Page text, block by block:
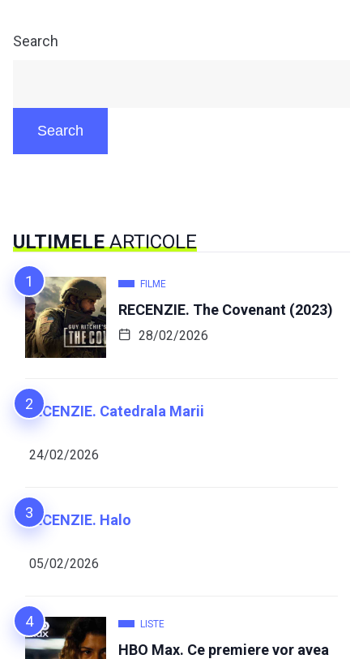
Search
Search
ULTIMELEARTICOLE
FILME
RECENZIE. The Covenant (2023)
28/02/2026
RECENZIE. Catedrala Marii
24/02/2026
RECENZIE. Halo
05/02/2026
LISTE
HBO Max. Ce premiere vor avea